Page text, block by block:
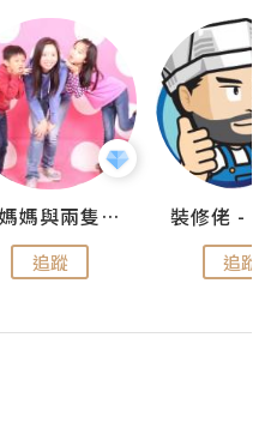
儍媽媽與兩隻小魔怪之家
追蹤 追蹤